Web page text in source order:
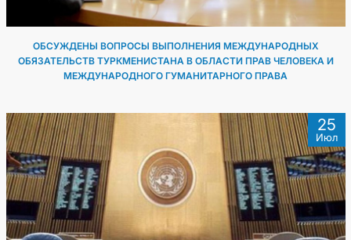
ОБСУЖДЕНЫ ВОПРОСЫ ВЫПОЛНЕНИЯ МЕЖДУНАРОДНЫХ
ОБЯЗАТЕЛЬСТВ ТУРКМЕНИСТАНА В ОБЛАСТИ ПРАВ ЧЕЛОВЕКА И
МЕЖДУНАРОДНОГО ГУМАНИТАРНОГО ПРАВА
25
Июл